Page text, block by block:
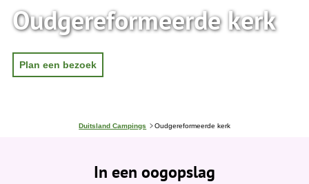
Oudgereformeerde kerk
Plan een bezoek
J
Duitsland Campings Oudgereformeerde kerk
In een oogopslag